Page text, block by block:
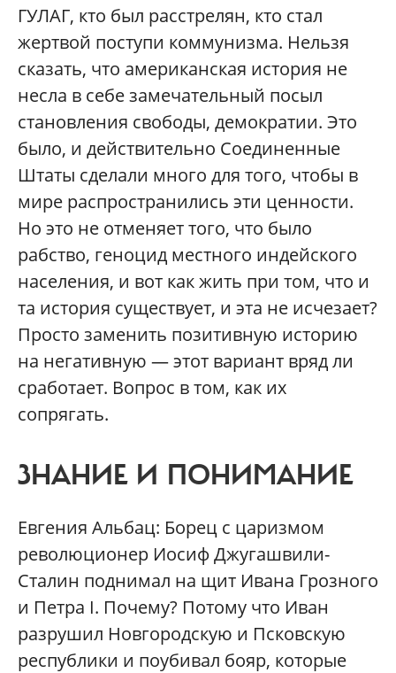
ГУЛАГ, кто был расстрелян, кто стал
жертвой поступи коммунизма. Нельзя
сказать, что американская история не
несла в себе замечательный посыл
становления свободы, демократии. Это
было, и действительно Соединенные
Штаты сделали много для того, чтобы в
мире распространились эти ценности.
Но это не отменяет того, что было
рабство, геноцид местного индейского
населения, и вот как жить при том, что и
та история существует, и эта не исчезает?
Просто заменить позитивную историю
на негативную — этот вариант вряд ли
сработает. Вопрос в том, как их
сопрягать.
ЗНАНИЕ И ПОНИМАНИЕ
Евгения Альбац: Борец с царизмом
революционер Иосиф Джугашвили-
Сталин поднимал на щит Ивана Грозного
и Петра I. Почему? Потому что Иван
разрушил Новгородскую и Псковскую
республики и поубивал бояр, которые